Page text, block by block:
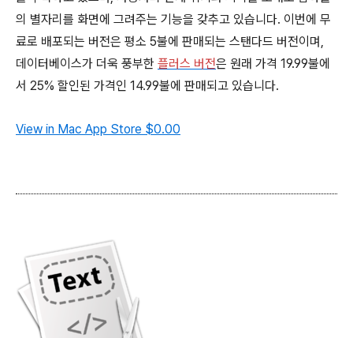
의 별자리를 화면에 그려주는 기능을 갖추고 있습니다. 이번에 무
료로 배포되는 버전은 평소 5불에 판매되는 스탠다드 버전이며,
데이터베이스가 더욱 풍부한 플러스 버전은 원래 가격 19.99불에
서 25% 할인된 가격인 14.99불에 판매되고 있습니다.
View in Mac App Store $0.00